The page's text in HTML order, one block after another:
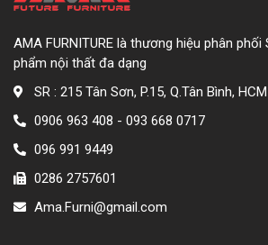
AMA FURNITURE là thương hiệu phân
phẩm nội thất đa dạng
SR : 215 Tân Sơn, P.15, Q.Tân Bình, HCM
0906 963 408 - 093 668 0717
096 991 9449
0286 2757601
Ama.Furni@gmail.com